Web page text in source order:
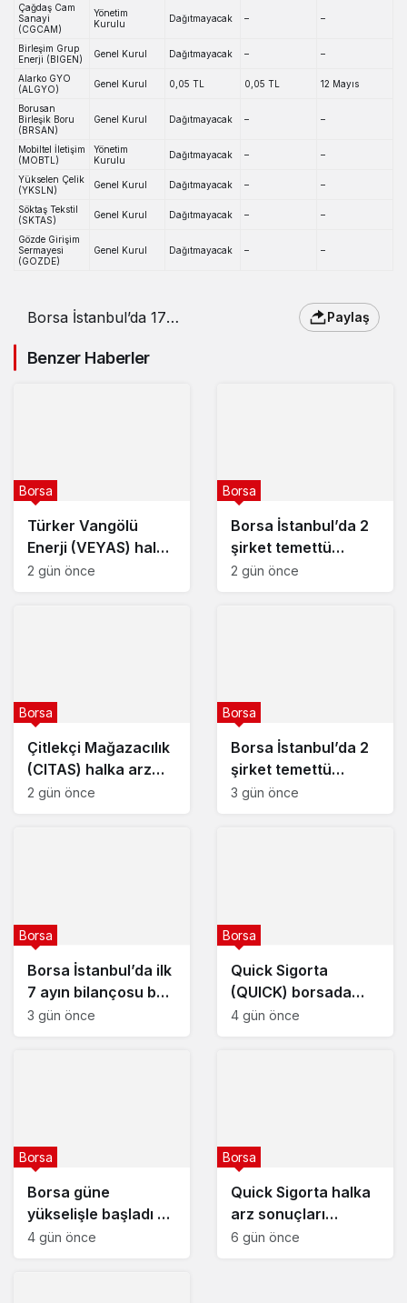
Çağdaş Cam
Sanayi
(CGCAM)
Yönetim
Kurulu
Dağıtmayacak – –
Birleşim Grup
Enerji (BIGEN)
Genel Kurul Dağıtmayacak – –
Alarko GYO
(ALGYO)
Genel Kurul 0,05 TL 0,05 TL 12 Mayıs
Borusan
Birleşik Boru
(BRSAN)
Genel Kurul Dağıtmayacak – –
Mobiltel İletişim
(MOBTL)
Yönetim
Kurulu
Dağıtmayacak – –
Yükselen Çelik
(YKSLN)
Genel Kurul Dağıtmayacak – –
Söktaş Tekstil
(SKTAS)
Genel Kurul Dağıtmayacak – –
Gözde Girişim
Sermayesi
(GOZDE)
Genel Kurul Dağıtmayacak – –
Borsa İstanbul’da 17
açıkladı
Paylaş
Benzer Haberler
Türker Vangölü
Enerji (VEYAS) halka
arz tarihleri
Borsa
2 gün önce
Borsa İstanbul’da 2
şirket temettü
kararını açıkladı – 7
Borsa
2 gün önce
Çitlekçi Mağazacılık
(CITAS) halka arz
tarihleri açıklandı
Borsa
2 gün önce
Borsa İstanbul’da 2
şirket temettü
kararını açıkladı – 6
Borsa
3 gün önce
Borsa İstanbul’da ilk
7 ayın bilançosu belli
oldu
Borsa
3 gün önce
Quick Sigorta
(QUICK) borsada
yarın işlem görmeye
Borsa
4 gün önce
Borsa güne
yükselişle başladı –
5 Ağustos 2026
Borsa
4 gün önce
Quick Sigorta halka
arz sonuçları
açıklandı : Quick
Borsa
6 gün önce